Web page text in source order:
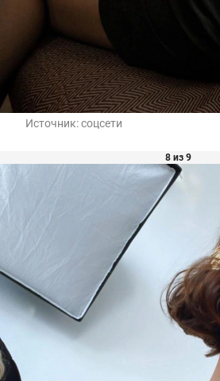
Источник:соцсети
8 из 9